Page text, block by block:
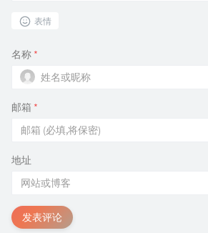
表情
名称 *
邮箱 *
地址
发表评论